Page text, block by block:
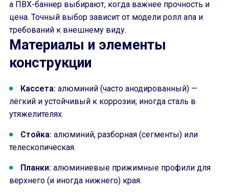
а ПВХ-баннер выбирают, когда важнее прочность и
цена. Точный выбор зависит от модели ролл апа и
требований к внешнему виду.
Материалы и элементы
конструкции
Кассета: алюминий (часто анодированный) —
лёгкий и устойчивый к коррозии; иногда сталь в
утяжелителях.
Стойка: алюминий, разборная (сегменты) или
телескопическая.
Планки: алюминиевые прижимные профили для
верхнего (и иногда нижнего) края.